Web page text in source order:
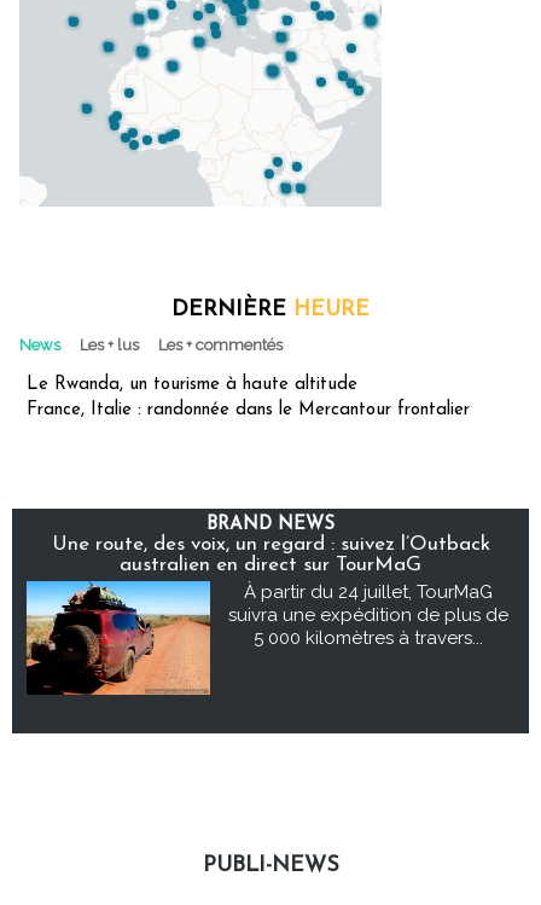
DERNIÈRE HEURE
News Les + lus Les + commentés
Le Rwanda, un tourisme à haute altitude
France, Italie : randonnée dans le Mercantour frontalier
BRAND NEWS
Une route, des voix, un regard : suivez l’Outback
australien en direct sur TourMaG
À partir du 24 juillet, TourMaG
suivra une expédition de plus de
5 000 kilomètres à travers...
PUBLI-NEWS